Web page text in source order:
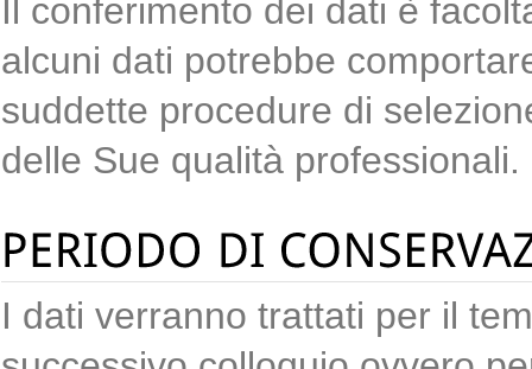
Il conferimento dei dati è
alcuni dati potrebbe
suddette procedure di
delle Sue qualità professionali.
I dati verranno trattati per il